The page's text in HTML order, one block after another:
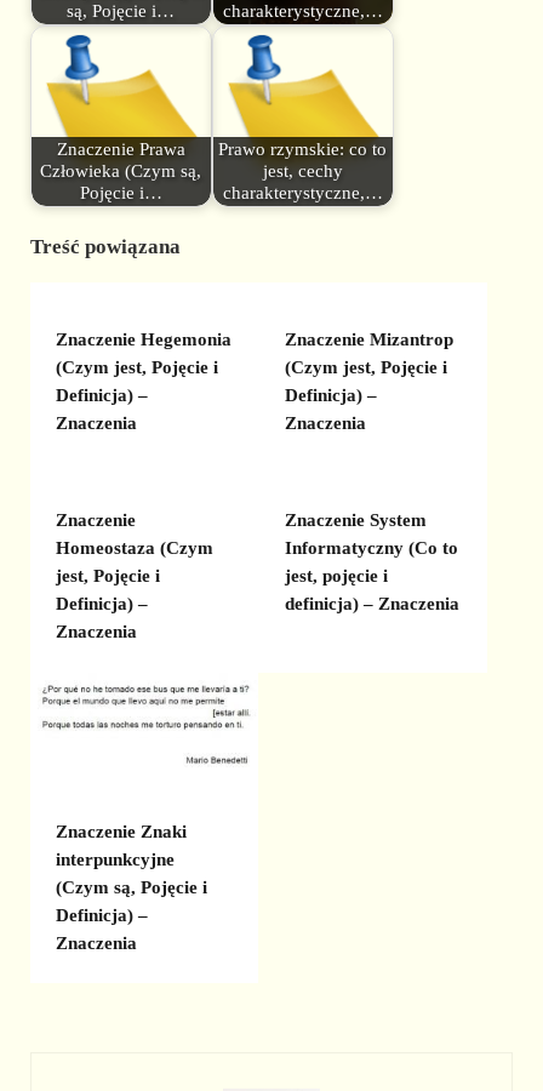
są, Pojęcie i…
charakterystyczne,…
Znaczenie Prawa
Człowieka (Czym są,
Pojęcie i…
Prawo rzymskie: co to
jest, cechy
charakterystyczne,…
Treść powiązana
Znaczenie Hegemonia
(Czym jest, Pojęcie i
Definicja) –
Znaczenia
Znaczenie Mizantrop
(Czym jest, Pojęcie i
Definicja) –
Znaczenia
Znaczenie
Homeostaza (Czym
jest, Pojęcie i
Definicja) –
Znaczenia
Znaczenie System
Informatyczny (Co to
jest, pojęcie i
definicja) – Znaczenia
Znaczenie Znaki
interpunkcyjne
(Czym są, Pojęcie i
Definicja) –
Znaczenia